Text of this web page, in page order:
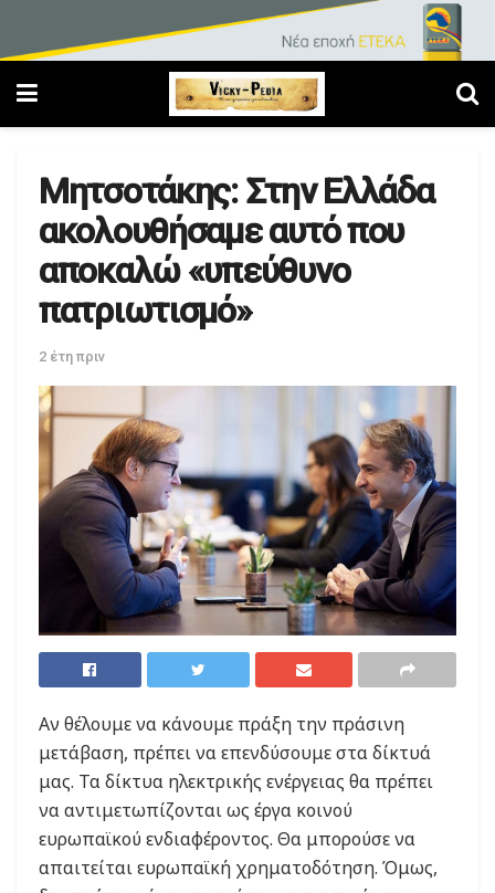
Μητσοτάκης: Στην Ελλάδα
ακολουθήσαμε αυτό που
αποκαλώ «υπεύθυνο
πατριωτισμό»
2 έτη πριν
Αν θέλουμε να κάνουμε πράξη την πράσινη
μετάβαση, πρέπει να επενδύσουμε στα δίκτυά
μας. Τα δίκτυα ηλεκτρικής ενέργειας θα πρέπει
να αντιμετωπίζονται ως έργα κοινού
ευρωπαϊκού ενδιαφέροντος. Θα μπορούσε να
απαιτείται ευρωπαϊκή χρηματοδότηση. Όμως,